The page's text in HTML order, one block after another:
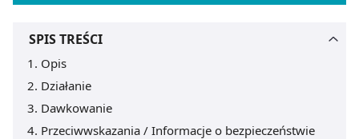
SPIS TREŚCI
Opis
Działanie
Dawkowanie
Przeciwwskazania / Informacje o bezpieczeństwie